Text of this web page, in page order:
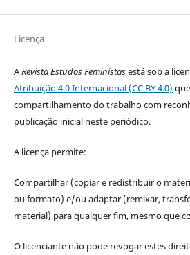
Licença
ARevista Estudos Feministasestá sob a
Atribuição 4.0 Internacional (CC BY 4.0)
compartilhamento do trabalho com
publicação inicial neste periódico.
A licença permite:
Compartilhar (copiar e redistribuir o
ou formato) e/ou adaptar (remixar,
material) para qualquer fim, mesmo que
O licenciante não pode revogar estes